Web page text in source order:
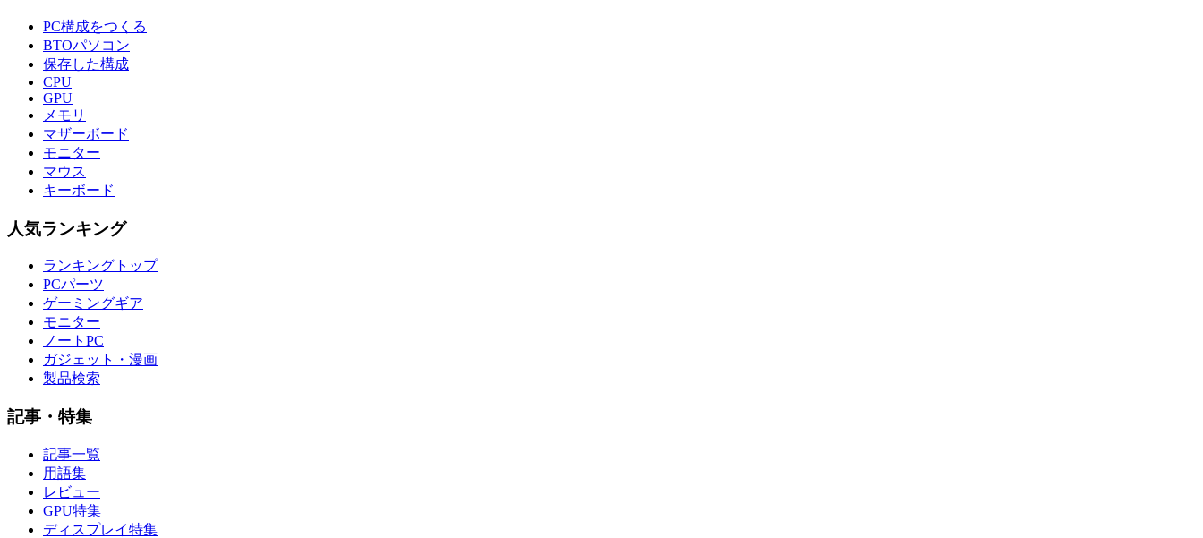
PC構成をつくる
BTOパソコン
保存した構成
CPU
GPU
メモリ
マザーボード
モニター
マウス
キーボード
人気ランキング
ランキングトップ
PCパーツ
ゲーミングギア
モニター
ノートPC
ガジェット・漫画
製品検索
記事・特集
記事一覧
用語集
レビュー
GPU特集
ディスプレイ特集